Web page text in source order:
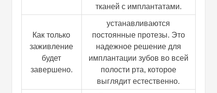
тканей с имплантатами.
Как только
заживление
будет
завершено.
устанавливаются
постоянные протезы. Это
надежное решение для
имплантации зубов во всей
полости рта, которое
выглядит естественно.